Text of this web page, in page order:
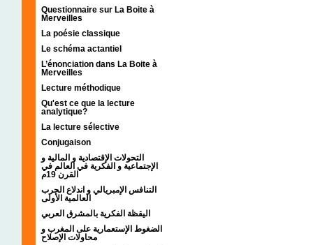
Questionnaire sur La Boite à
Merveilles
La poésie classique
Le schéma actantiel
L’énonciation dans La Boite à
Merveilles
Lecture méthodique
Qu'est ce que la lecture
analytique?
La lecture sélective
Conjugaison
التحولات الإقتصادية و المالية و
الإجتماعية و الفكرية في العالم في
القرن 19م
التنافس الإمبريالي و اندلاع الحرب
العالمية الأولى
اليقظة الفكرية بالمشرق العربي
الضغوط الإستعمارية على المغرب و
محاولات الإصلاح